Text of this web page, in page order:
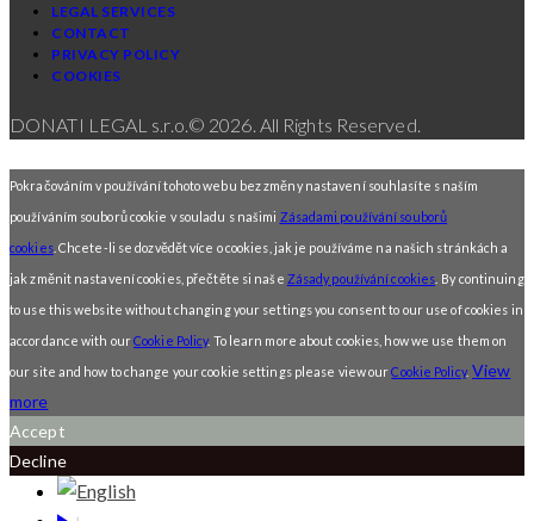
LEGAL SERVICES
CONTACT
PRIVACY POLICY
COOKIES
DONATI LEGAL s.r.o.© 2026. All Rights Reserved.
Pokračováním v používání tohoto webu bez změny nastavení souhlasíte s naším
používáním souborů cookie v souladu s našimi Zásadami používání souborů
cookies. Chcete-li se dozvědět více o cookies, jak je používáme na našich stránkách a
jak změnit nastavení cookies, přečtěte si naše Zásady používání cookies By continuing
to use this website without changing your settings you consent to our use of cookies in
accordance with ourCookie Policy. To learn more about cookies, how we use them on
our site and how to change your cookie settings please view ourCookie Policy. View
more
Accept
Decline